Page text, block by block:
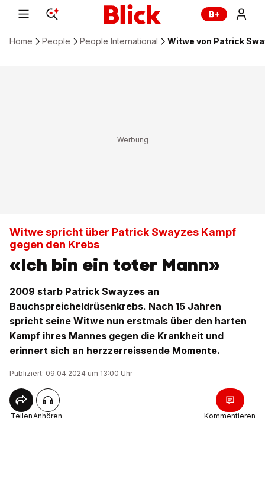
Home People People International Witwe von Patrick
Witwe spricht über Patrick Swayzes Kampf
gegen den Krebs
«Ich bin ein toter Mann»
2009 starb Patrick Swayzes an
Bauchspreicheldrüsenkrebs. Nach 15 Jahren
spricht seine Witwe nun erstmals über den harten
Kampf ihres Mannes gegen die Krankheit und
erinnert sich an herzzerreissende Momente.
Publiziert: 09.04.2024 um 13:00 Uhr
TeilenAnhören Kommentieren